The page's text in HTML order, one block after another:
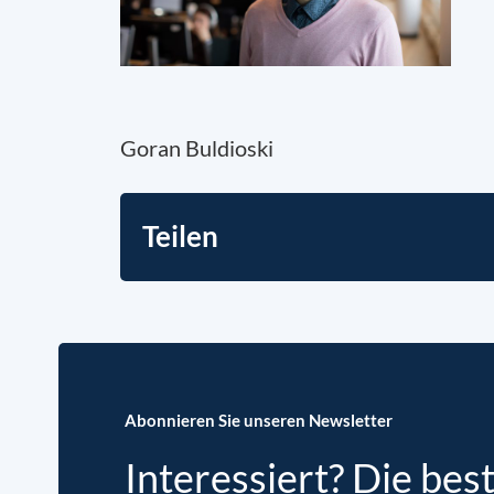
Goran Buldioski
Teilen
Abonnieren Sie unseren Newsletter
Interessiert? Die